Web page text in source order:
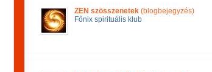
ZEN szösszenetek (blogbejegyzés)
Főnix spirituális klub